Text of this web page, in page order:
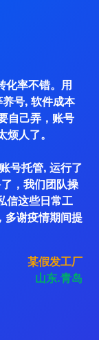
化率不错。用
号, 软件成本
自己弄，账号
人了。
号托管, 运行了
，我们团队操
信这些日常工
多谢疫情期间提
某假发工厂
山东.青岛